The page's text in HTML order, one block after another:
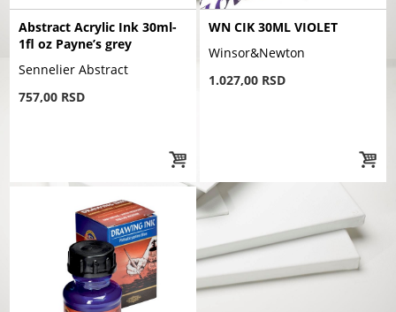
Abstract Acrylic Ink 30ml-
1fl oz Payne’s grey
Sennelier Abstract
757,00 RSD
WN CIK 30ML VIOLET
Winsor&Newton
1.027,00 RSD